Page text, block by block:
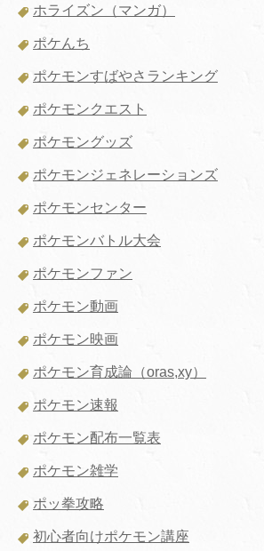
ホライズン（マンガ）
ポケんち
ポケモンすばやさランキング
ポケモンクエスト
ポケモングッズ
ポケモンジェネレーションズ
ポケモンセンター
ポケモンバトル大会
ポケモンファン
ポケモン動画
ポケモン映画
ポケモン育成論（oras,xy）
ポケモン速報
ポケモン配布一覧表
ポケモン雑学
ポッ拳攻略
初心者向けポケモン講座